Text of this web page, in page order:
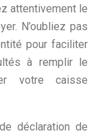
attentivement le
N’oubliez pas
pour faciliter
à remplir le
votre caisse
déclaration de